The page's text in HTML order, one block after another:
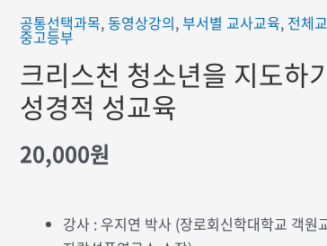
공통선택과목, 동영상강의, 부서별 교사교육, 전체
중고등부
크리스천 청소년을 지도하
성경적 성교육
20,000원
강사 : 우지연 박사 (장로회신학대학교 객원